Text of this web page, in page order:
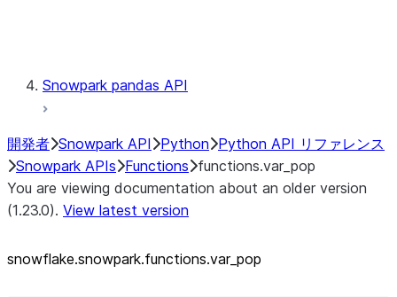
Snowpark pandas API
開発者 Snowpark API Python Python API リファレンス
Snowpark APIs Functions functions.var_pop
You are viewing documentation about an older version
(1.23.0). View latest version
snowflake.snowpark.functions.var_ pop